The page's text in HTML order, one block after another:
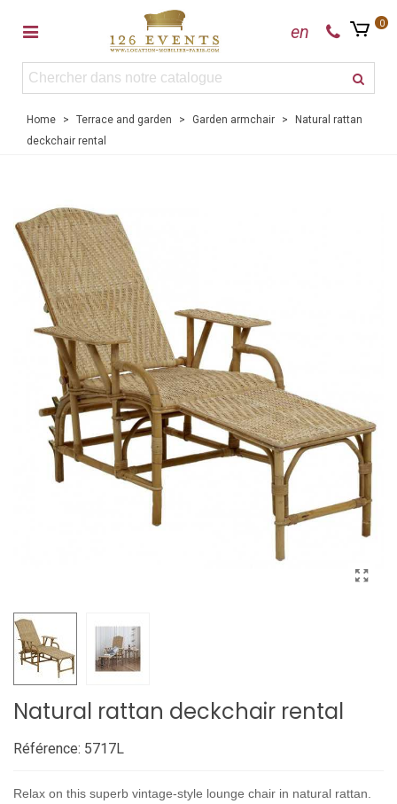
en 0
Home > Terrace and garden > Garden armchair >
Natural rattan
deckchair rental
Natural rattan deckchair rental
Référence: 5717L
Relax on this superb vintage-style lounge chair in natural rattan.